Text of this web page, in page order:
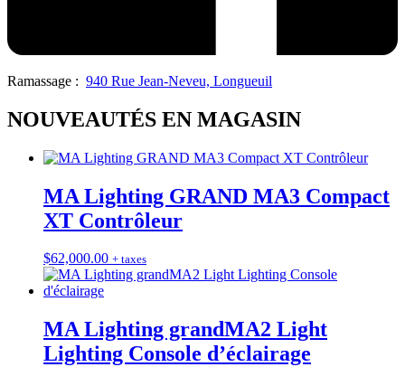
Ramassage : 940 Rue Jean-Neveu, Longueuil
NOUVEAUTÉS EN MAGASIN
MA Lighting GRAND MA3 Compact
XT Contrôleur
$62,000.00 + taxes
MA Lighting grandMA2 Light
Lighting Console d’éclairage